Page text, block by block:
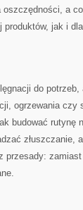
a
jak i
do
ogrzewania czy
budować rutynę
złuszczanie,
przesady: